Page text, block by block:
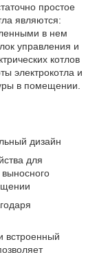
простое
являются:
в нем
управления и
котлов
электрокотла и
в помещении.
дизайн
для
встроенный